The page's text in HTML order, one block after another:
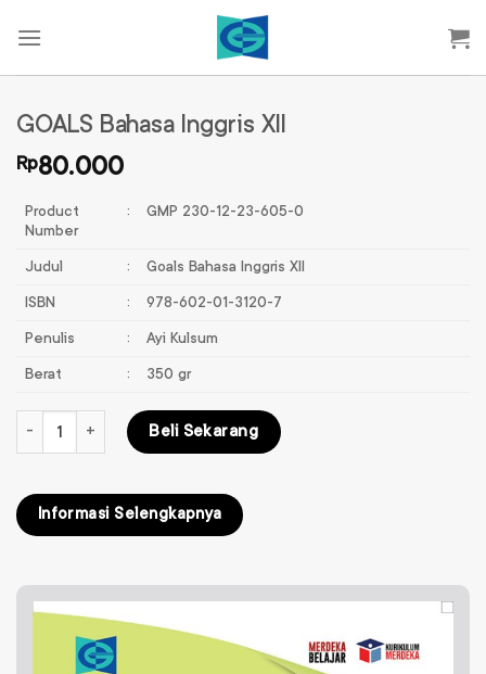
GOALS Bahasa Inggris XII
Rp80.000
Product
Number
: GMP 230-12-23-605-0
Judul : Goals Bahasa Inggris XII
ISBN : 978-602-01-3120-7
Penulis : Ayi Kulsum
Berat : 350 gr
Kuantitas GOALS Bahasa Inggris XII
Beli Sekarang
Informasi Selengkapnya